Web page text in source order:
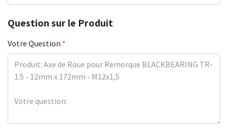
Question sur le Produit
Votre Question *